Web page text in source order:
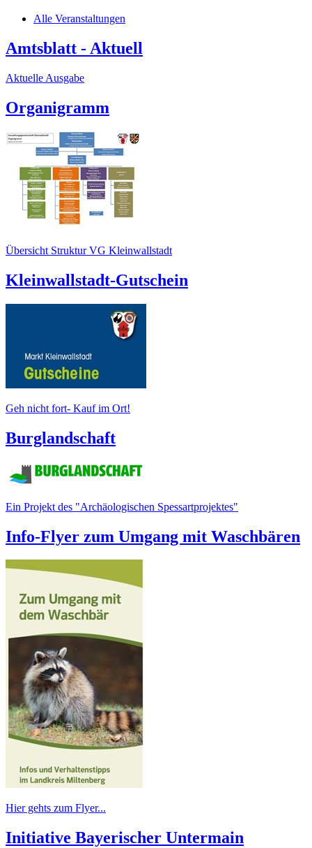
Alle Veranstaltungen
Amtsblatt - Aktuell
Aktuelle Ausgabe
Organigramm
Übersicht Struktur VG Kleinwallstadt
Kleinwallstadt-Gutschein
Geh nicht fort- Kauf im Ort!
Burglandschaft
Ein Projekt des "Archäologischen Spessartprojektes"
Info-Flyer zum Umgang mit Waschbären
Hier gehts zum Flyer...
Initiative Bayerischer Untermain